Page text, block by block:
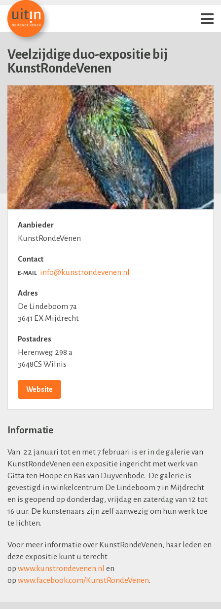
Veelzijdige duo-expositie bij
KunstRondeVenen
Aanbieder
KunstRondeVenen
Contact
E-MAIL info@kunstrondevenen.nl
Adres
De Lindeboom 7a
3641 EX Mijdrecht
Postadres
Herenweg 298 a
3648CS Wilnis
Website
Informatie
Van 22 januari tot en met 7 februari is er in de galerie van
KunstRondeVenen een expositie ingericht met werk van
Gitta ten Hoope en Bas van Duyvenbode. De galerie is
gevestigd in winkelcentrum De Lindeboom 7 in Mijdrecht
en is geopend op donderdag, vrijdag en zaterdag van 12 tot
16 uur. De kunstenaars zijn zelf aanwezig om hun werk toe
te lichten.
Voor meer informatie over KunstRondeVenen, haar leden en
deze expositie kunt u terecht
op www.kunstrondevenen.nl en
op www.facebook.com/KunstRondeVenen.